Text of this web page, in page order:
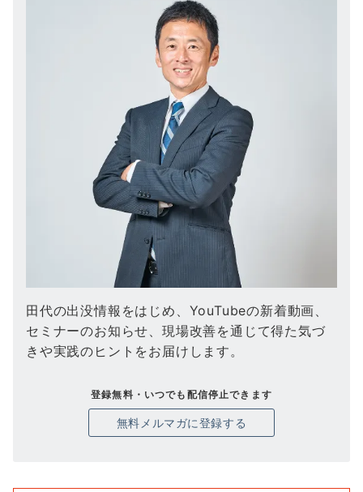
田代の出没情報をはじめ、YouTubeの新着動画、
セミナーのお知らせ、現場改善を通じて得た気づ
きや実践のヒントをお届けします。
登録無料・いつでも配信停止できます
無料メルマガに登録する